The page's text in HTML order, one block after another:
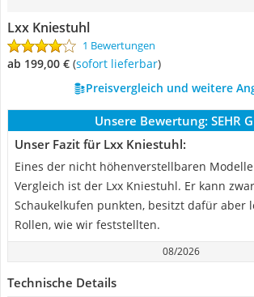
Lxx Kniestuhl
1 Bewertungen
ab 199,00 € ( Sofort lieferbar)
Preisvergleich und weitere
Unsere Bewertung: SEHR
Unser Fazit für Lxx Kniestuhl:
Eines der nicht höhenverstellbaren
Vergleich ist der Lxx Kniestuhl. Er kann
Schaukelkufen punkten, besitzt dafür aber
Rollen, wie wir feststellten.
08/2026
Technische Details